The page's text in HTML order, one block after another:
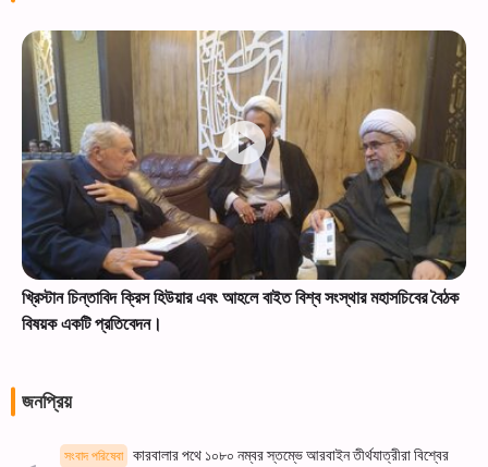
খ্রিস্টান চিন্তাবিদ ক্রিস হিউয়ার এবং আহলে বাইত বিশ্ব সংস্থার মহাসচিবের বৈঠক
বিষয়ক একটি প্রতিবেদন।
জনপ্রিয়
সংবাদ পরিষেবা
কারবালার পথে ১০৮০ নম্বর স্তম্ভে আরবাইন তীর্থযাত্রীরা বিশ্বের